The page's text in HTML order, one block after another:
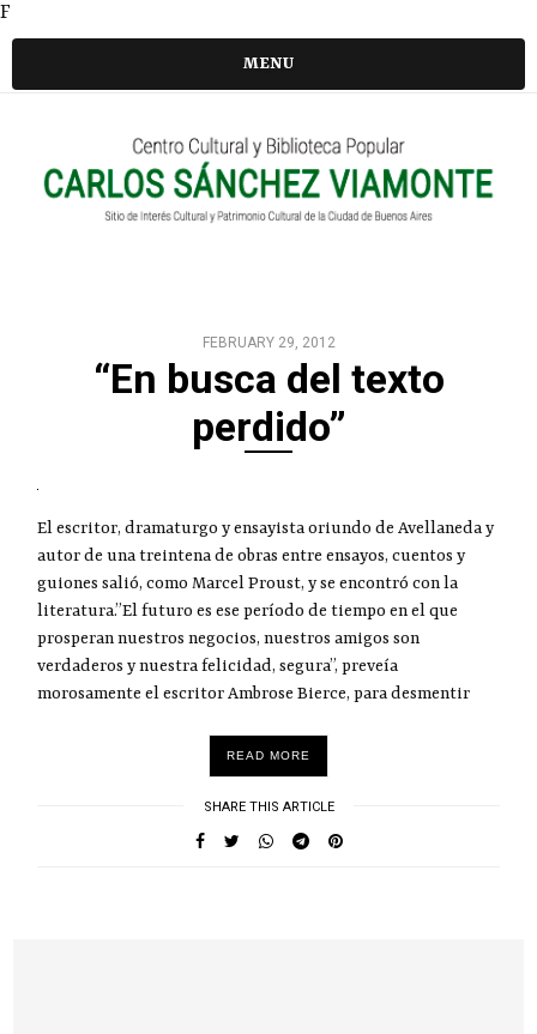
F
MENU
FEBRUARY 29, 2012
“En busca del texto
perdido”
El escritor, dramaturgo y ensayista oriundo de Avellaneda y
autor de una treintena de obras entre ensayos, cuentos y
guiones salió, como Marcel Proust, y se encontró con la
literatura.”El futuro es ese período de tiempo en el que
prosperan nuestros negocios, nuestros amigos son
verdaderos y nuestra felicidad, segura”, preveía
morosamente el escritor Ambrose Bierce, para desmentir
READ MORE
SHARE THIS ARTICLE